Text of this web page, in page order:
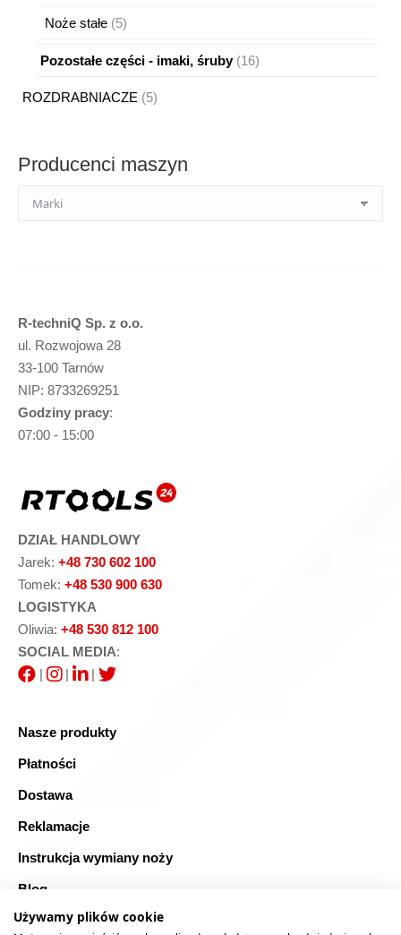
Noże stałe 55
Pozostałe części - imaki, śruby 1616
ROZDRABNIACZE
55
Producenci maszyn
R-techniQ Sp. z o.o.
ul. Rozwojowa 28
33-100 Tarnów
NIP: 8733269251
Godziny pracy:
07:00 - 15:00
DZIAŁ HANDLOWY
Jarek: +48 730 602 100
Tomek: +48 530 900 630
LOGISTYKA
Oliwia: +48 530 812 100
SOCIAL MEDIA:
|
| |
Nasze produkty
Płatności
Dostawa
Reklamacje
Instrukcja wymiany noży
Blog
FAQ
Używamy plików cookie